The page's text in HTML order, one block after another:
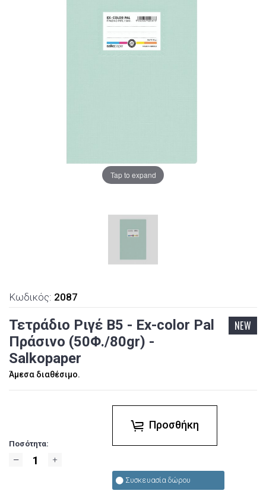
Tap to expand
Κωδικός: 2087
Τετράδιο Ριγέ Β5 - Ex-color Pal
Πράσινο (50Φ./80gr) -
Salkopaper
NEW
Άμεσα διαθέσιμο.
Ποσότητα:
Προσθήκη
Συσκευασία δώρου